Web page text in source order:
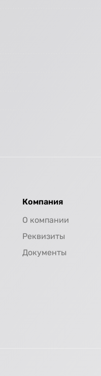
Компания
О компании
Реквизиты
Документы